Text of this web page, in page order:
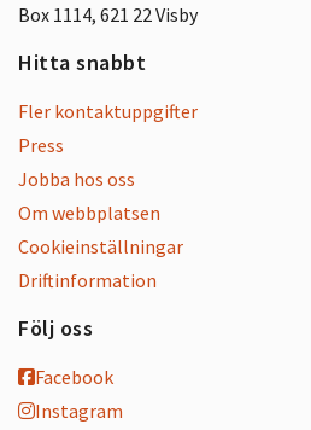
Box 1114, 621 22 Visby
Hitta snabbt
Fler kontaktuppgifter
Press
Jobba hos oss
Om webbplatsen
Cookieinställningar
Driftinformation
Följ oss
Facebook
Instagram